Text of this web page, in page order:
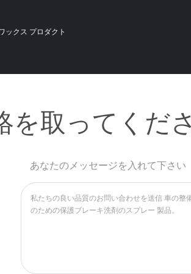
ックス プロダクト
を取ってくだ
あなたのメッセージを入れて下さい